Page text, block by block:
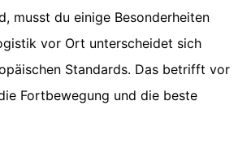
musst du einige Besonderheiten
vor Ort unterscheidet sich
Standards. Das betrifft vor
Fortbewegung und die beste